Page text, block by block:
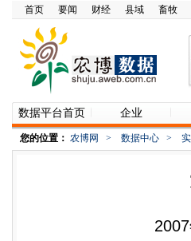
首页 要闻 财经 县域 畜牧
数据平台首页 企业
您的位置： 农博网 > 数据中心 >